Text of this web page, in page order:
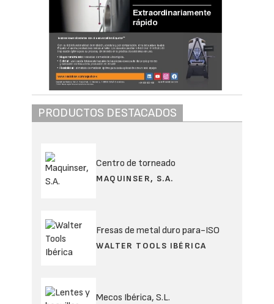
PRODUCTOS DESTACADOS
Centro de torneado
MAQUINSER, S.A.
Fresas de metal duro para-ISO
WALTER TOOLS IBÉRICA
Mecos Ibérica, S.L.